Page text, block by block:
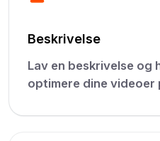
Beskrivelse
Lav en beskrivelse og
optimere dine videoer